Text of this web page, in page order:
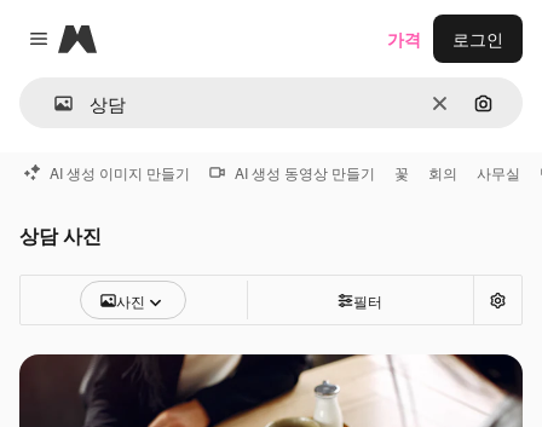
Close menu
Magnific
지우기이미지
가격 로그인
AI 생성 이미지 만들기 AI 생성 동영상 만들기 꽃 회의 사무실
상담 사진
사진 필터